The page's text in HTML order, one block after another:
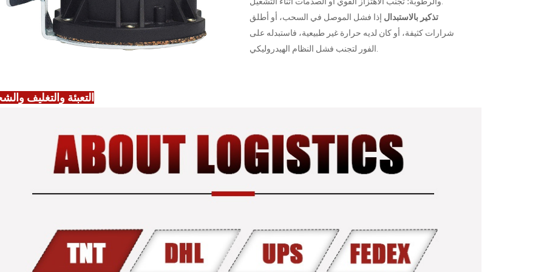
تذكير بالاستبدال إذا فشل الموصل في السحب، أو أطلق
شرارات كثيفة، أو كان لديه حرارة غير طبيعية، فاستبدله على
الفور لتجنب فشل النظام الهيدروليكي.
التعبئة والتغليف